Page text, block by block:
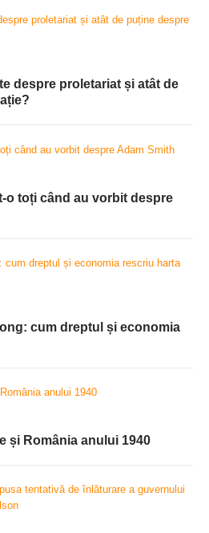
despre proletariat și atât de
o toți când au vorbit despre
cum dreptul și economia
și România anului 1940